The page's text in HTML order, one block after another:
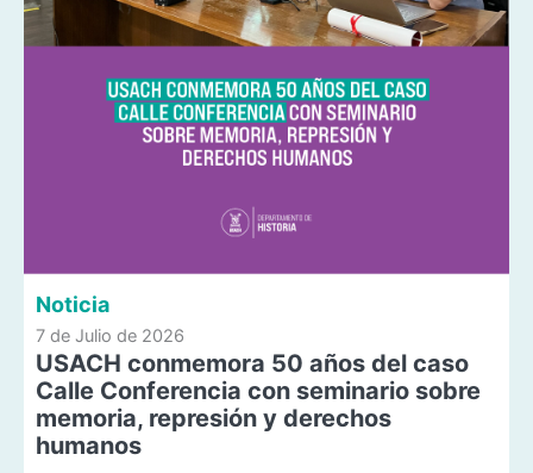
Noticia
7 de Julio de 2026
USACH conmemora 50 años del caso
Calle Conferencia con seminario sobre
memoria, represión y derechos
humanos